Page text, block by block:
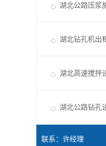
湖北公路压浆
湖北钻孔机出
湖北高速搅拌
湖北公路钻孔
联系：许经理